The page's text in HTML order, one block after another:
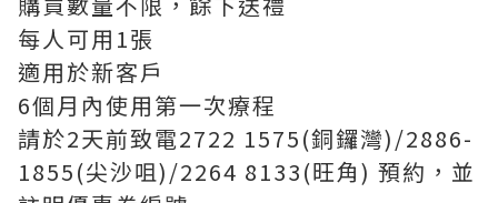
每人可用1張
適用於新客戶
6個月內使用第一次療程
請於2天前致電2722 1575(銅鑼灣)/2886-
1855(尖沙咀)/2264 8133(旺角) 預約，並